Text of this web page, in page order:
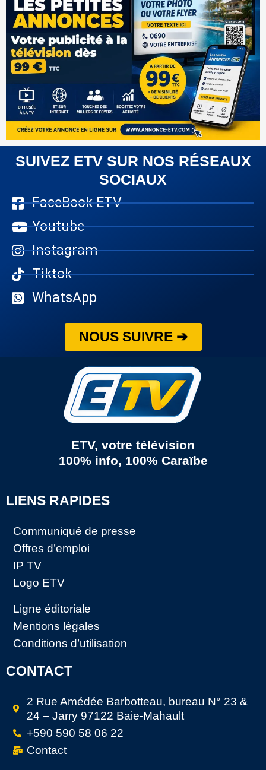
SUIVEZ ETV SUR NOS RÉSEAUX
SOCIAUX
FaceBook ETV
Youtube
Instagram
Tiktok
WhatsApp
NOUS SUIVRE ➔
ETV, votre télévision
100% info, 100% Caraïbe
LIENS RAPIDES
Communiqué de presse
Offres d’emploi
IP TV
Logo ETV
Ligne éditoriale
Mentions légales
Conditions d’utilisation
CONTACT
2 Rue Amédée Barbotteau, bureau N° 23 &
24 – Jarry 97122 Baie-Mahault
+590 590 58 06 22
Contact